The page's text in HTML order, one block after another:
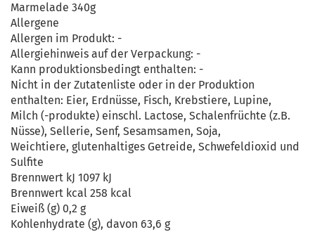
Marmelade 340g
Allergene
Allergen im Produkt: -
Allergiehinweis auf der Verpackung: -
Kann produktionsbedingt enthalten: -
Nicht in der Zutatenliste oder in der Produktion
enthalten: Eier, Erdnüsse, Fisch, Krebstiere, Lupine,
Milch (-produkte) einschl. Lactose, Schalenfrüchte (z.B.
Nüsse), Sellerie, Senf, Sesamsamen, Soja,
Weichtiere, glutenhaltiges Getreide, Schwefeldioxid und
Sulfite
Brennwert kJ 1097 kJ
Brennwert kcal 258 kcal
Eiweiß (g) 0,2 g
Kohlenhydrate (g), davon 63,6 g